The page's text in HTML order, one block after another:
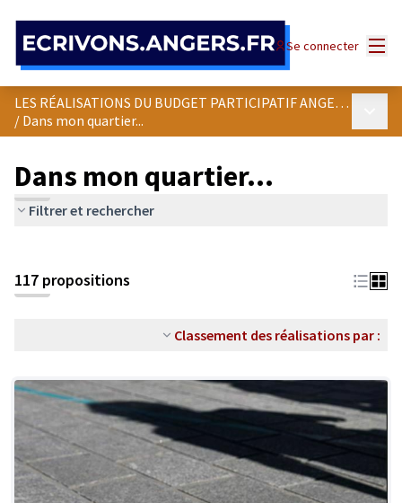
Se connecter
LES RÉALISATIONS DU BUDGET PARTICIPATIF ANGEVIN
/ Dans mon quartier...
Dans mon quartier...
Filtrer et rechercher
+
−
117 propositions
Classement des réalisations par :